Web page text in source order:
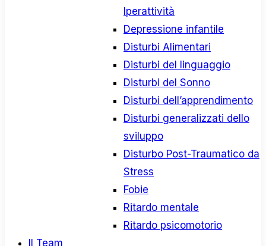
Iperattività
Depressione infantile
Disturbi Alimentari
Disturbi del linguaggio
Disturbi del Sonno
Disturbi dell’apprendimento
Disturbi generalizzati dello
sviluppo
Disturbo Post-Traumatico da
Stress
Fobie
Ritardo mentale
Ritardo psicomotorio
Il Team